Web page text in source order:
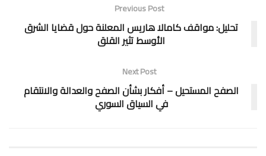
Previous Post
تحليل: مواقف كامالا هاريس المعلنة حول قضايا الشرق
الأوسط تثير القلق
Next Post
الصفح المستحيل – أفكار بشأن الصفح والعدالة والانتقام
في السياق السوري